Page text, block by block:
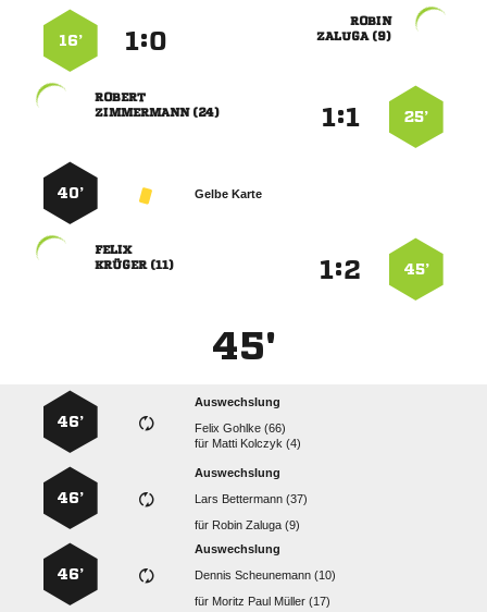

 
:
16’
25’
:

 
Gelbe Karte
40’
45’
:

 
45'
Auswechslung
  
für   
46’
Auswechslung
  
für   
46’
Auswechslung
  
für    
46’